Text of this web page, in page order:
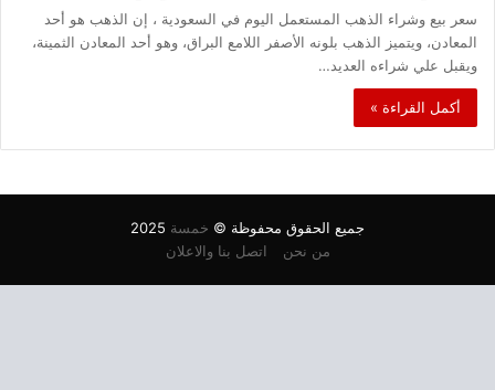
سعر بيع وشراء الذهب المستعمل اليوم في السعودية ، إن الذهب هو أحد
المعادن، ويتميز الذهب بلونه الأصفر اللامع البراق، وهو أحد المعادن الثمينة،
ويقبل علي شراءه العديد…
أكمل القراءة »
جميع الحقوق محفوظة © خمسة
من نحن
اتصل بنا والاعلان